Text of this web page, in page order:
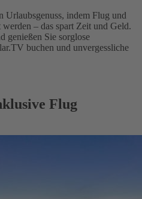
Urlaubsgenuss, indem Flug und
– das spart Zeit und Geld.
genießen Sie sorglose
buchen und unvergessliche
Flug